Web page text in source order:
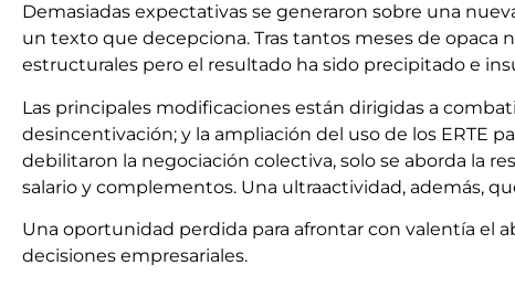
Demasiadas expectativas se generaron sobre una
un texto que decepciona. Tras tantos meses de opaca
estructurales pero el resultado ha sido precipitado e
Las principales modificaciones están dirigidas a
desincentivación; y la ampliación del uso de los ERTE
debilitaron la negociación colectiva, solo se aborda la
salario y complementos. Una ultraactividad, además,
Una oportunidad perdida para afrontar con valentía el
decisiones empresariales.